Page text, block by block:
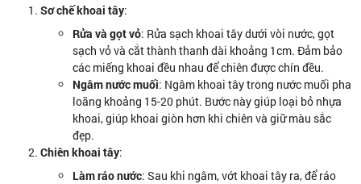
Sơ chế khoai tây:
Rửa và gọt vỏ: Rửa sạch khoai tây dưới vòi nước, gọt
sạch vỏ và cắt thành thanh dài khoảng 1cm. Đảm bảo
các miếng khoai đều nhau để chiên được chín đều.
Ngâm nước muối: Ngâm khoai tây trong nước muối pha
loãng khoảng 15-20 phút. Bước này giúp loại bỏ nhựa
khoai, giúp khoai giòn hơn khi chiên và giữ màu sắc
đẹp.
Chiên khoai tây:
Làm ráo nước: Sau khi ngâm, vớt khoai tây ra, để ráo